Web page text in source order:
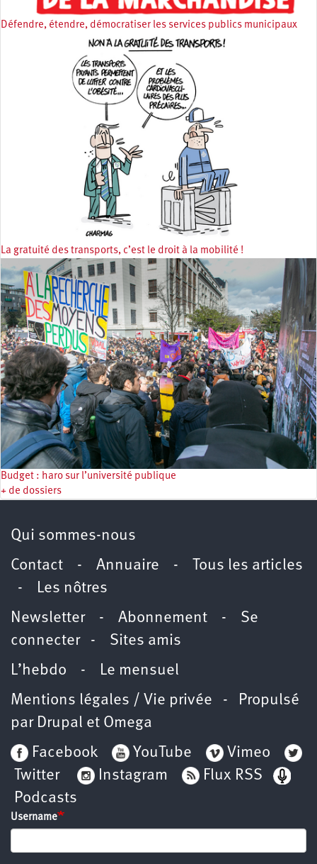
Défendre, étendre, démocratiser les services publics municipaux
La gratuité des transports, c’est le droit à la mobilité !
Budget : haro sur l’université publique
+ de dossiers
Qui sommes-nous
Contact - Annuaire -
Tous les articles
- Les nôtres
Newsletter- Abonnement - Se
connecter- Sites amis
L’hebdo - Le mensuel
Mentions légales / Vie privée - Propulsé
par Drupal et Omega
Facebook
YouTube
Vimeo
Twitter
Instagram
Flux RSS
Podcasts
Username